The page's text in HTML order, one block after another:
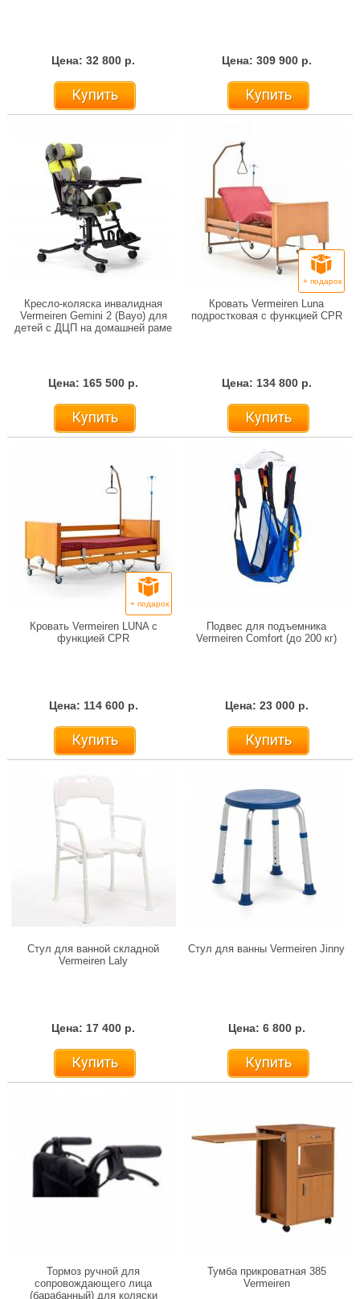
Цена: 32 800 р.
Купить
Цена: 309 900 р.
Купить
Кресло-коляска инвалидная
Vermeiren Gemini 2 (Bayo) для
детей с ДЦП на домашней раме
Цена: 165 500 р.
Купить
+ подарок
Кровать Vermeiren Luna
подростковая с функцией CPR
Цена: 134 800 р.
Купить
+ подарок
Кровать Vermeiren LUNA с
функцией CPR
Цена: 114 600 р.
Купить
Подвес для подъемника
Vermeiren Comfort (до 200 кг)
Цена: 23 000 р.
Купить
Стул для ванной складной
Vermeiren Laly
Цена: 17 400 р.
Купить
Стул для ванны Vermeiren Jinny
Цена: 6 800 р.
Купить
Тормоз ручной для
сопровождающего лица
(барабанный) для коляски
Тумба прикроватная 385
Vermeiren